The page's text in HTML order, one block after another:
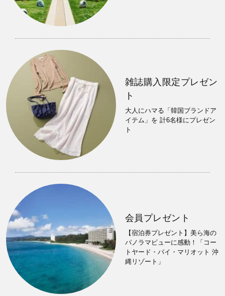
雑誌購入限定プレゼン
ト
大人にハマる「韓国ブランドア
イテム」を 計6名様にプレゼン
ト
会員プレゼント
【宿泊券プレゼント】美ら海の
パノラマビューに感動！「コー
トヤード・バイ・マリオット 沖
縄リゾート」